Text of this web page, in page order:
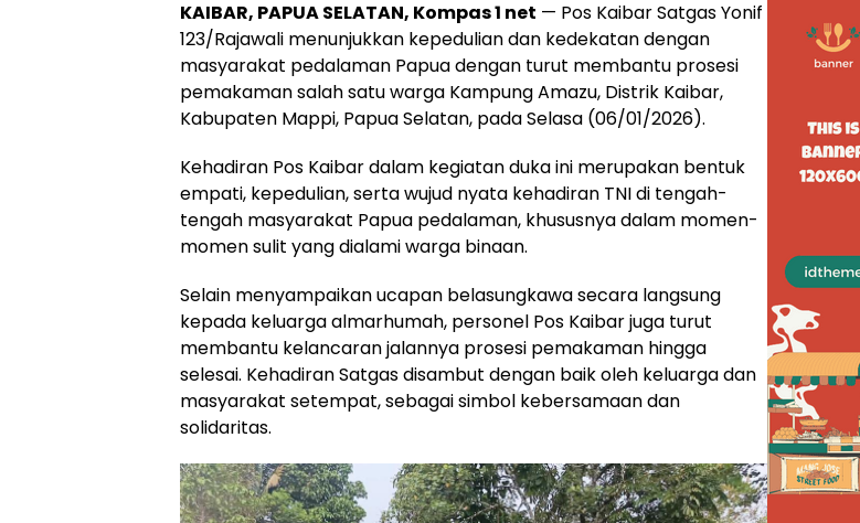
KAIBAR, PAPUA SELATAN, Kompas 1 net — Pos Kaibar Satgas Yonif
123/Rajawali menunjukkan kepedulian dan kedekatan dengan
masyarakat pedalaman Papua dengan turut membantu prosesi
pemakaman salah satu warga Kampung Amazu, Distrik Kaibar,
Kabupaten Mappi, Papua Selatan, pada Selasa (06/01/2026).
Kehadiran Pos Kaibar dalam kegiatan duka ini merupakan bentuk
empati, kepedulian, serta wujud nyata kehadiran TNI di tengah-
tengah masyarakat Papua pedalaman, khususnya dalam momen-
momen sulit yang dialami warga binaan.
Selain menyampaikan ucapan belasungkawa secara langsung
kepada keluarga almarhumah, personel Pos Kaibar juga turut
membantu kelancaran jalannya prosesi pemakaman hingga
selesai. Kehadiran Satgas disambut dengan baik oleh keluarga dan
masyarakat setempat, sebagai simbol kebersamaan dan
solidaritas.